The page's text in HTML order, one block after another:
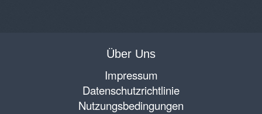
Über Uns
Impressum
Datenschutzrichtlinie
Nutzungsbedingungen